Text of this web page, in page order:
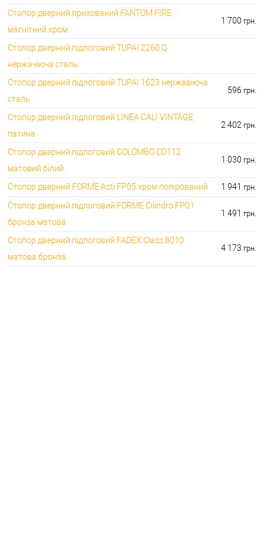
Стопор дверний прихований FANTOM FIRE
магнітний хром
1 700 грн.
Стопор дверний підлоговий TUPAI 2260 Q
нержачіюча сталь
Стопор дверний підлоговий TUPAI 1623 нержавіюча
сталь
596 грн.
Стопор дверний підлоговий LINEA CALI VINTAGE
патина
2 402 грн.
Стопор дверний підлоговий COLOMBO CD112
матовий білий
1 030 грн.
Стопор дверний FORME Asti FP05 хром полірований 1 941 грн.
Стопор дверний підлоговий FORME Cilindro FP01
бронза матова
1 491 грн.
Стопор дверний підлоговий FADEX Class 8010
матова бронза
4 173 грн.